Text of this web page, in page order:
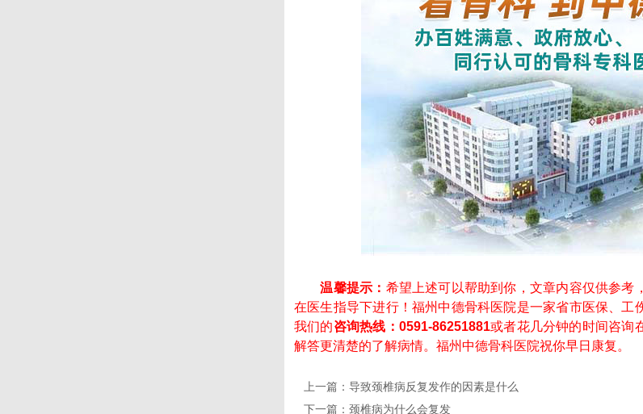
温馨提示： 希望上述可以帮助到你，文章内容仅供参考
在医生指导下进行！福州中德骨科医院是一家省市医保、工
我们的咨询热线：0591-86251881或者花几分钟的时间咨询
解答更清楚的了解病情。福州中德骨科医院祝你早日康复。
上一篇：导致颈椎病反复发作的因素是什么
下一篇：颈椎病为什么会复发